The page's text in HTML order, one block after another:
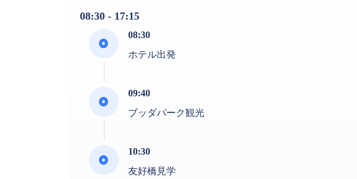
08:30 - 17:15
08:30
ホテル出発
09:40
ブッダパーク観光
10:30
友好橋見学